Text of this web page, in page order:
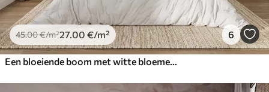
45.00€/m²27 .00 €/m² 6